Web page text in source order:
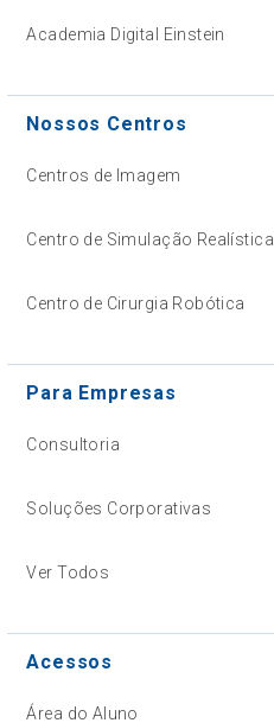
Academia Digital Einstein
Nossos Centros
Centros de Imagem
Centro de Simulação Realística
Centro de Cirurgia Robótica
Para Empresas
Consultoria
Soluções Corporativas
Ver Todos
Acessos
Área do Aluno